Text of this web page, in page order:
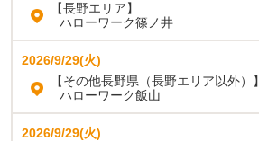
【長野エリア】
ハローワーク篠ノ井
2026/9/29(火)
【その他長野県（長野エリア以外）】
ハローワーク飯山
2026/9/29(火)